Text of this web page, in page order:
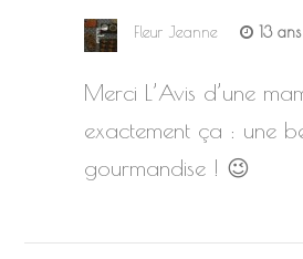
Fleur Jeanne 13
Merci L’Avis d’une
exactement ça : une
gourmandise ! 😉